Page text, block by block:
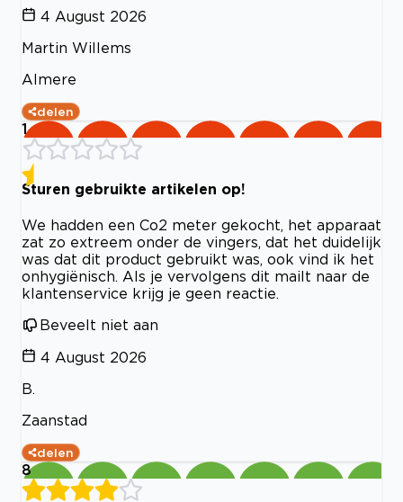
4 August 2026
Martin Willems
Almere
delen
1
Sturen gebruikte artikelen op!
We hadden een Co2 meter gekocht, het apparaat
zat zo extreem onder de vingers, dat het duidelijk
was dat dit product gebruikt was, ook vind ik het
onhygiënisch. Als je vervolgens dit mailt naar de
klantenservice krijg je geen reactie.
Beveelt niet aan
4 August 2026
B.
Zaanstad
delen
8